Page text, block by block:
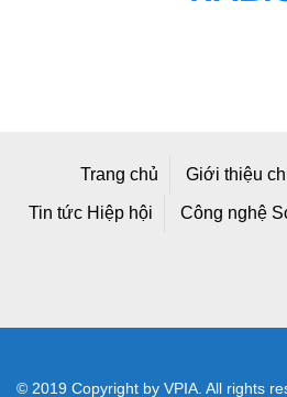
Trang chủ Giới thiệu
Tin tức Hiệp hội Công nghệ
© 2019 Copyright by VPIA. All rights